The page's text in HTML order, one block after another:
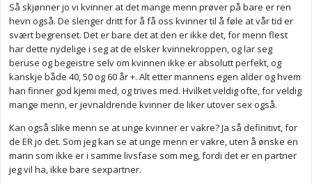
Så skjønner jo vi kvinner at det mange menn prøver på bare er ren
hevn også. De slenger dritt for å få oss kvinner til å føle at vår tid er
svært begrenset. Det er bare det at den er ikke det, for menn flest
har dette nydelige i seg at de elsker kvinnekroppen, og lar seg
beruse og begeistre selv om kvinnen ikke er absolutt perfekt, og
kanskje både 40, 50 og 60 år +. Alt etter mannens egen alder og hvem
han finner god kjemi med, og trives med. Hvilket veldig ofte, for veldig
mange menn, er jevnaldrende kvinner de liker utover sex også.
Kan også slike menn se at unge kvinner er vakre? Ja så definitivt, for
de ER jo det. Som jeg kan se at unge menn er vakre, uten å ønske en
mann som ikke er i samme livsfase som meg, fordi det er en partner
jeg vil ha, ikke bare sexpartner.